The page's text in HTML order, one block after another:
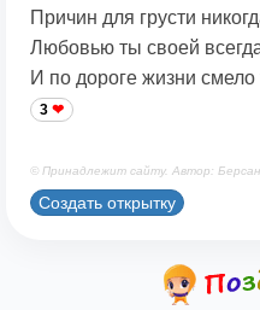
Причин для грусти
Любовью ты своей
И по дороге жизни смело
3
© Принадлежит сайту. Автор:
Создать открытку